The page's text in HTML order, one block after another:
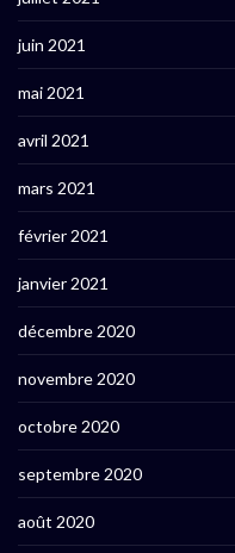
juin 2021
mai 2021
avril 2021
mars 2021
février 2021
janvier 2021
décembre 2020
novembre 2020
octobre 2020
septembre 2020
août 2020